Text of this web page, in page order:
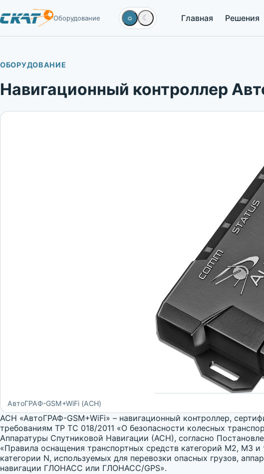
Оборудование ☼ ☾ Главная Решения
ОБОРУДОВАНИЕ
Навигационный контроллер
АвтоГРАФ-GSM+WiFi (АСН)
АСН «АвтоГРАФ-GSM+WiFi» – навигационный контроллер,
требованиям ТР ТС 018/2011 «О безопасности колесных
Аппаратуры Спутниковой Навигации (АСН), согласно
«Правила оснащения транспортных средств категорий М2, М3 и
категории N, используемых для перевозки опасных грузов,
навигации ГЛОНАСС или ГЛОНАСС/GPS».